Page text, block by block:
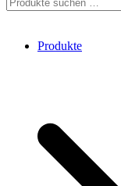
nach:
Produkte